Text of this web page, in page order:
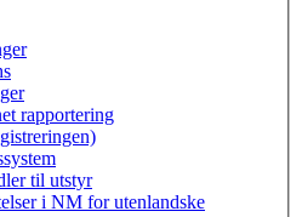
rapportering
til utstyr
i NM for utenlandske